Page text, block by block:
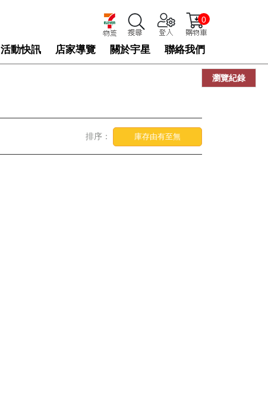
活動快訊 店家導覽 關於宇星 聯絡我們
0
排序： 庫存由有至無
瀏覽紀錄